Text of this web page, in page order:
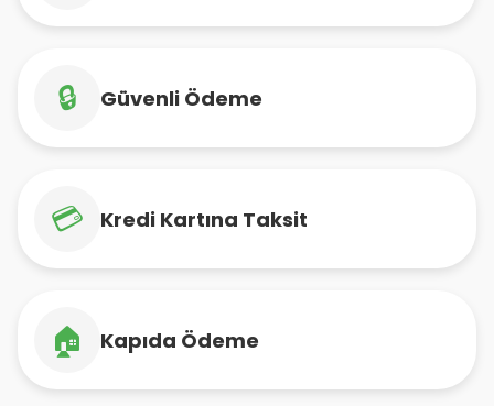
🔒 Güvenli Ödeme
💳 Kredi Kartına Taksit
🏠 Kapıda Ödeme